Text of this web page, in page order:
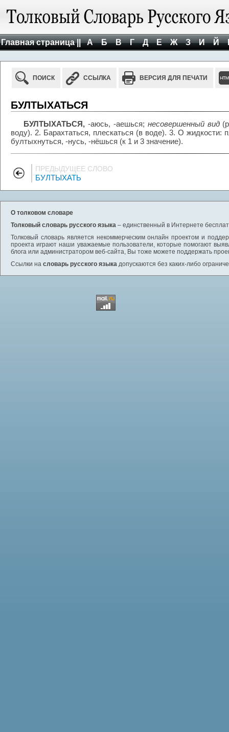
Главная страница || А Б В Г Д Е Ж З И Й
ПОИСК ССЫЛКА ВЕРСИЯ ДЛЯ ПЕЧАТИ
БУЛТЫХАТЬСЯ
БУЛТЫХАТЬСЯ, -аюсь, -аешься; несовершенный вид
воду). 2. Барахтаться, плескаться (в воде). 3. О жидкости:
бултыхнуться, -нусь, -нёшься (к 1 и 3 значение).
ПРЕДЫДУЩЕЕ СЛОВО
БУЛТЫХАТЬ
О толковом словаре
Толковый словарь русского языка – единственный в Интернете
Толковый словарь является некоммерческим онлайн проектом и
проекта играют наши уважаемые пользователи, которые помогают
блога или администратором веб-сайта, Вы тоже можете поддержать
Ссылки на словарь русского языка допускаются без каких-либо